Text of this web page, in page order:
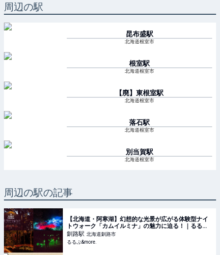
周辺の駅
昆布盛駅
北海道根室市
根室駅
北海道根室市
【廃】東根室駅
北海道根室市
落石駅
北海道根室市
別当賀駅
北海道根室市
周辺の駅の記事
【北海道・阿寒湖】幻想的な光景が広がる体験型ナイ
トウォーク「カムイルミナ」の魅力に迫る！｜るるぶ
&more.
釧路駅 北海道釧路市
るるぶ&more.